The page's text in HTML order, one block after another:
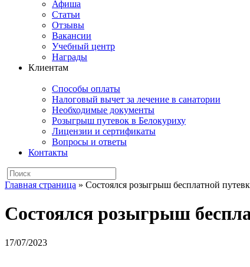
Афиша
Статьи
Отзывы
Вакансии
Учебный центр
Награды
Клиентам
Способы оплаты
Налоговый вычет за лечение в санатории
Необходимые документы
Розыгрыш путевок в Белокуриху
Лицензии и сертификаты
Вопросы и ответы
Контакты
Главная страница » Состоялся розыгрыш бесплатной
Состоялся розыгрыш
17/07/2023